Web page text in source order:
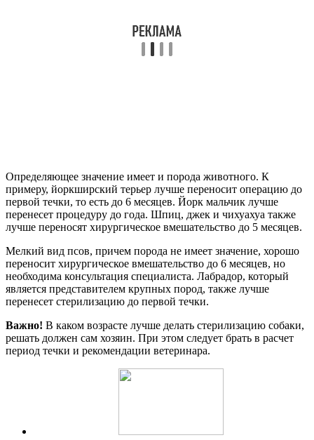
Определяющее значение имеет и порода животного. К
примеру, йоркширский терьер лучше переносит операцию до
первой течки, то есть до 6 месяцев. Йорк мальчик лучше
перенесет процедуру до года. Шпиц, джек и чихуахуа также
лучше переносят хирургическое вмешательство до 5 месяцев.
Мелкий вид псов, причем порода не имеет значение, хорошо
переносит хирургическое вмешательство до 6 месяцев, но
необходима консультация специалиста. Лабрадор, который
является представителем крупных пород, также лучше
перенесет стерилизацию до первой течки.
Важно! В каком возрасте лучше делать стерилизацию собаки,
решать должен сам хозяин. При этом следует брать в расчет
период течки и рекомендации ветеринара.